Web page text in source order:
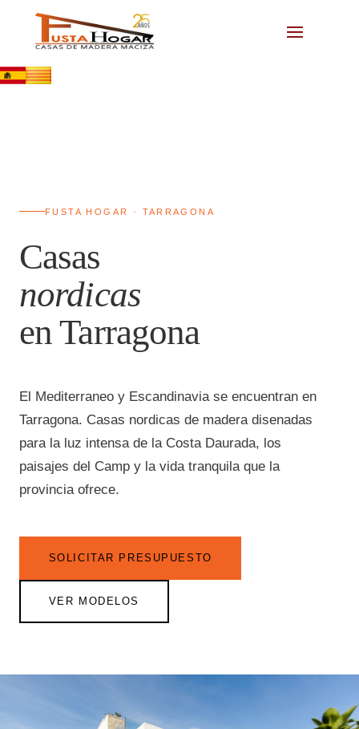
FUSTA HOGAR · TARRAGONA
Casas
nordicas
en Tarragona
El Mediterraneo y Escandinavia se encuentran en
Tarragona. Casas nordicas de madera disenadas
para la luz intensa de la Costa Daurada, los
paisajes del Camp y la vida tranquila que la
provincia ofrece.
SOLICITAR PRESUPUESTO
VER MODELOS